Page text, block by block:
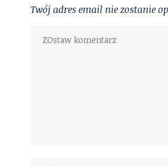
Twój adres email nie zostanie